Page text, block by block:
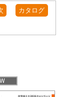
カタログ